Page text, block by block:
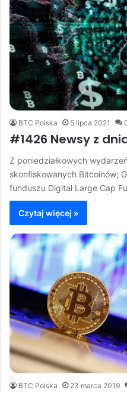
BTC Polska 5 lipca 2021
#1426 Newsy z
Z poniedziałkowych
skonfiskowanych Bitcoinów;
funduszu Digital Large Cap
Czytaj więcej »
BTC Polska 23 marca 2019